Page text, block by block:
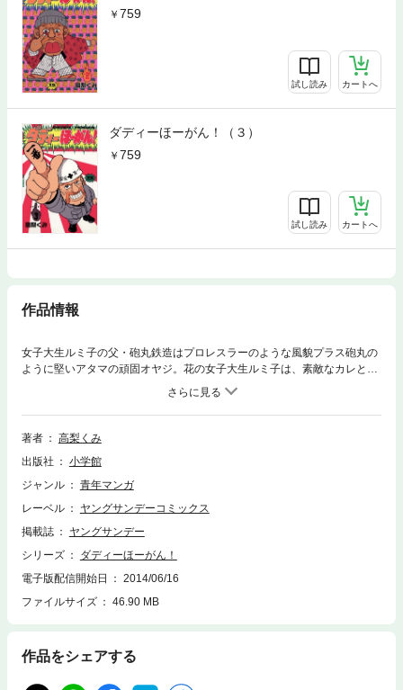
759
試し読み カートへ
ダディーほーがん！（３）
759
試し読み カートへ
作品情報
女子大生ルミ子の父・砲丸鉄造はプロレスラーのような風貌プラス砲丸の
ように堅いアタマの頑固オヤジ。花の女子大生ルミ子は、素敵なカレとの
キャンパスライフを夢見るけど、いつもオヤジが立ちふさがる！1990年、
ヤングサンデー連載。待望の第3巻配信。
著者
高梨くみ
出版社
小学館
ジャンル
青年マンガ
レーベル
ヤングサンデーコミックス
掲載誌
ヤングサンデー
シリーズ
ダディーほーがん！
電子版配信開始日
2014/06/16
ファイルサイズ
46.90 MB
作品をシェアする